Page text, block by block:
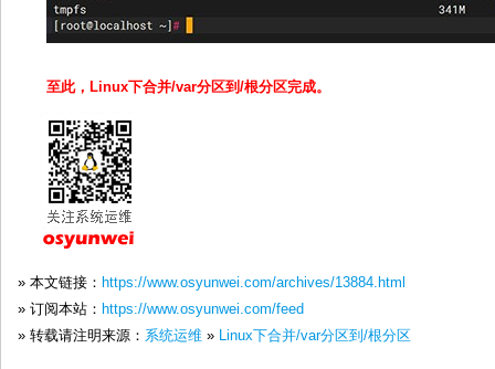
至此，Linux下合并/var分区到/根分区完成。
» 本文链接： https://www.osyunwei.com/archives/13884.html
» 订阅本站： https://www.osyunwei.com/feed
» 转载请注明来源： 系统运维 » Linux下合并/var分区到/根分区